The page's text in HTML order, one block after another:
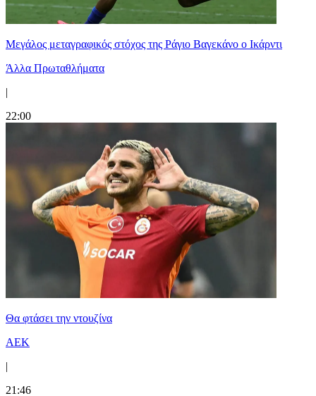
Μεγάλος μεταγραφικός στόχος της Ράγιο Βαγεκάνο ο Ικάρντι
Άλλα Πρωταθλήματα
|
22:00
Θα φτάσει την ντουζίνα
ΑΕΚ
|
21:46